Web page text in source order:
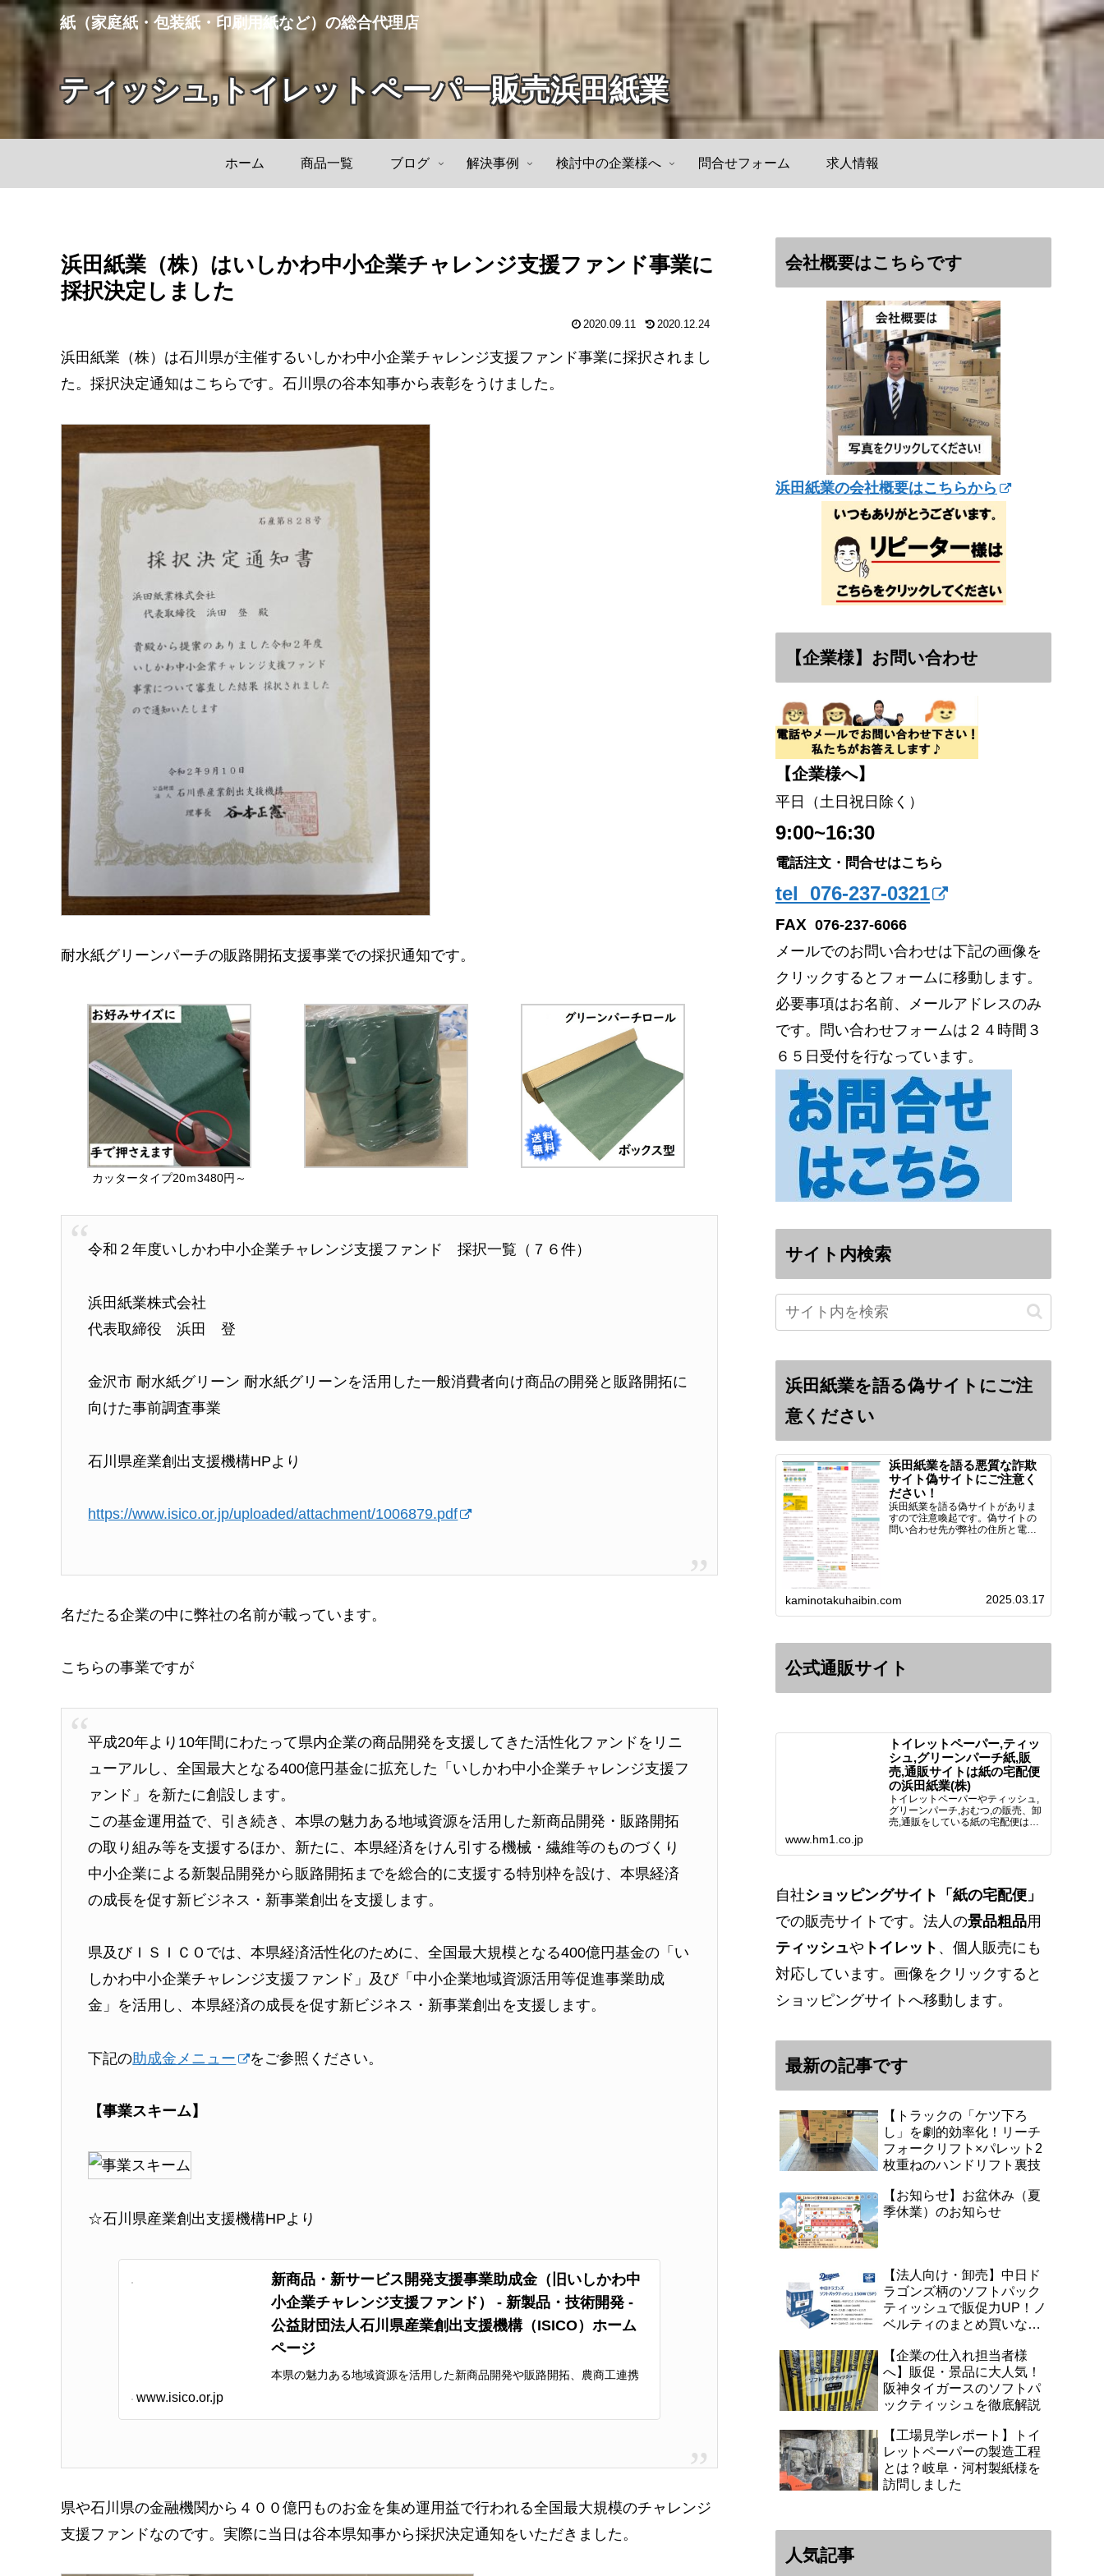
紙（家庭紙・包装紙・印刷用紙など）の総合代理店
ティッシュ,トイレットペーパー販売浜田紙業
ホーム 商品一覧 ブログ 解決事例 検討中の企業様へ 問合せフォーム 求人情報
浜田紙業（株）はいしかわ中小企業チャレンジ支援ファンド事業に
採択決定しました
2020.09.11 2020.12.24
浜田紙業（株）は石川県が主催するいしかわ中小企業チャレンジ支援ファンド事業に採択されまし
た。採択決定通知はこちらです。石川県の谷本知事から表彰をうけました。
耐水紙グリーンパーチの販路開拓支援事業での採択通知です。
カッタータイプ20ｍ3480円～
令和２年度いしかわ中小企業チャレンジ支援ファンド 採択一覧（７６件）
浜田紙業株式会社
代表取締役 浜田 登
金沢市 耐水紙グリーン 耐水紙グリーンを活用した一般消費者向け商品の開発と販路開拓に
向けた事前調査事業
石川県産業創出支援機構HPより
https://www.isico.or.jp/uploaded/attachment/1006879.pdf
名だたる企業の中に弊社の名前が載っています。
こちらの事業ですが
平成20年より10年間にわたって県内企業の商品開発を支援してきた活性化ファンドをリニ
ューアルし、全国最大となる400億円基金に拡充した「いしかわ中小企業チャレンジ支援フ
ァンド」を新たに創設します。
この基金運用益で、引き続き、本県の魅力ある地域資源を活用した新商品開発・販路開拓
の取り組み等を支援するほか、新たに、本県経済をけん引する機械・繊維等のものづくり
中小企業による新製品開発から販路開拓までを総合的に支援する特別枠を設け、本県経済
の成長を促す新ビジネス・新事業創出を支援します。
県及びＩＳＩＣＯでは、本県経済活性化のために、全国最大規模となる400億円基金の「い
しかわ中小企業チャレンジ支援ファンド」及び「中小企業地域資源活用等促進事業助成
金」を活用し、本県経済の成長を促す新ビジネス・新事業創出を支援します。
下記の助成金メニュー をご参照ください。
【事業スキーム】
☆石川県産業創出支援機構HPより
新商品・新サービス開発支援事業助成金（旧いしかわ中
小企業チャレンジ支援ファンド） - 新製品・技術開発 -
公益財団法人石川県産業創出支援機構（ISICO）ホーム
ページ
本県の魅力ある地域資源を活用した新商品開発や販路開拓、農商工連携
www.isico.or.jp
県や石川県の金融機関から４００億円ものお金を集め運用益で行われる全国最大規模のチャレンジ
支援ファンドなのです。実際に当日は谷本県知事から採択決定通知をいただきました。
会社概要はこちらです
浜田紙業の会社概要はこちらから
【企業様】お問い合わせ
【企業様へ】
平日（土日祝日除く）
9:00~16:30
電話注文・問合せはこちら
tel 076-237-0321
FAX 076-237-6066
メールでのお問い合わせは下記の画像を
クリックするとフォームに移動します。
必要事項はお名前、メールアドレスのみ
です。問い合わせフォームは２４時間３
６５日受付を行なっています。
サイト内検索
浜田紙業を語る偽サイトにご注
意ください
浜田紙業を語る悪質な詐欺
サイト偽サイトにご注意く
ださい！
浜田紙業を語る偽サイトがありま
すので注意喚起です。偽サイトの
問い合わせ先が弊社の住所と電話
い…
kaminotakuhaibin.com 2025.03.17
公式通販サイト
トイレットペーパー,ティッ
シュ,グリーンパーチ紙,販
売,通販サイトは紙の宅配便
の浜田紙業(株)
トイレットペーパーやティッシュ,
グリーンパーチ,おむつ,の販売、卸
売,通販をしている紙の宅配便は創
ト決済各種対応しています。歴史
www.hm1.co.jp
自社ショッピングサイト「紙の宅配便」
での販売サイトです。法人の景品粗品用
ティッシュや トイレット 、個人販売にも
対応しています。画像をクリックすると
ショッピングサイトへ移動します。
最新の記事です
【トラックの「ケツ下ろ
し」を劇的効率化！リーチ
フォークリフト×パレット2
枚重ねのハンドリフト裏技
【お知らせ】お盆休み（夏
季休業）のお知らせ
【法人向け・卸売】中日ド
ラゴンズ柄のソフトパック
ティッシュで販促力UP！ノ
ベルティのまとめ買いなら
【企業の仕入れ担当者様
へ】販促・景品に大人気！
阪神タイガースのソフトパ
ックティッシュを徹底解説
【工場見学レポート】トイ
レットペーパーの製造工程
とは？岐阜・河村製紙様を
訪問しました
人気記事